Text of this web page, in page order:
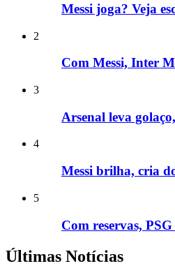
Messi joga? Veja
2
Com Messi, Inter
3
Arsenal leva
4
Messi brilha, cria
5
Com reservas,
Últimas Notícias